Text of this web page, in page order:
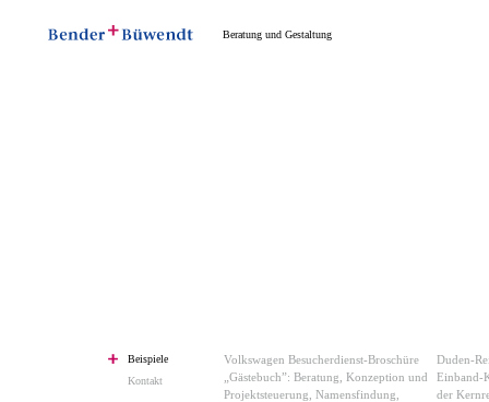
Beratung und Gestaltung
Beispiele
Kontakt
Volkswagen Besucherdienst-Broschüre
„Gästebuch”: Beratung, Konzeption und
Projektsteuerung, Namensfindung,
Duden-
Einband-
der